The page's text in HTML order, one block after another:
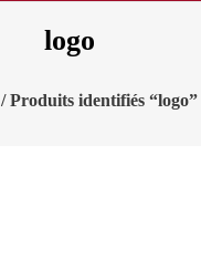
logo
/ Produits identifiés “logo”